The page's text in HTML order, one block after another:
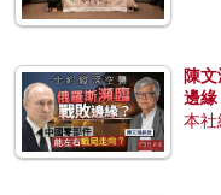
陳
邊緣
本社